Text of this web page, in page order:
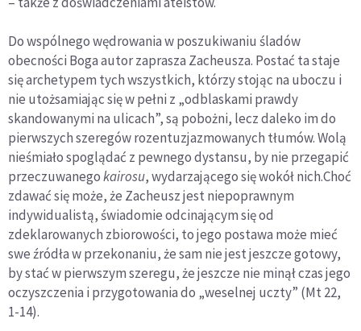
Do wspólnego wędrowania w poszukiwaniu śladów
obecności Boga autor zaprasza Zacheusza. Postać ta staje
się archetypem tych wszystkich, którzy stojąc na uboczu i
nie utożsamiając się w pełni z „odblaskami prawdy
skandowanymi na ulicach”, są pobożni, lecz daleko im do
pierwszych szeregów rozentuzjazmowanych tłumów. Wolą
nieśmiało spoglądać z pewnego dystansu, by nie przegapić
przeczuwanegokairosu, wydarzającego się wokół nich.Choć
zdawać się może, że Zacheusz jest niepoprawnym
indywidualistą, świadomie odcinającym się od
zdeklarowanych zbiorowości, to jego postawa może mieć
swe źródła w przekonaniu, że sam nie jest jeszcze gotowy,
by stać w pierwszym szeregu, że jeszcze nie minął czas jego
oczyszczenia i przygotowania do „weselnej uczty” (Mt 22,
1-14).